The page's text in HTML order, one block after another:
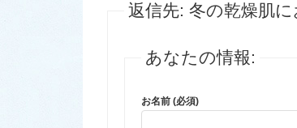
返信先: 冬の乾燥肌
あなたの情報:
お名前 (必須)